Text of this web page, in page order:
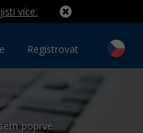
více:
Registrovat
poprvé